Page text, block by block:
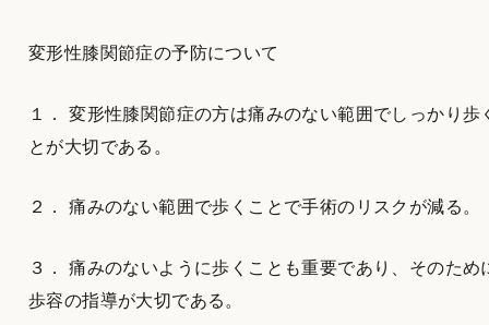
変形性膝関節症の予防について
１． 変形性膝関節症の方は痛みのない範囲でしっかり歩
とが大切である。
２． 痛みのない範囲で歩くことで手術のリスクが減る。
３． 痛みのないように歩くことも重要であり、そのため
歩容の指導が大切である。